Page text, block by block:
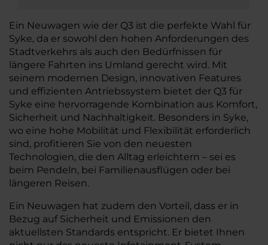
Ein Neuwagen wie der Q3 ist die perfekte Wahl für
Syke, da er sowohl den hohen Anforderungen des
Stadtverkehrs als auch den Bedürfnissen für
längere Fahrten ins Umland gerecht wird. Mit
seinem modernen Design, innovativen Features
und effizienten Antriebssystem bietet der Q3 für
Syke eine hervorragende Kombination aus Komfort,
Sicherheit und Nachhaltigkeit. Besonders in Syke,
wo eine hohe Mobilität und Flexibilität erforderlich
sind, profitieren Sie von den neuesten
Technologien, die den Alltag erleichtern – sei es
beim Pendeln, bei Familienausflügen oder bei
längeren Reisen.
Ein Neuwagen hat zudem den Vorteil, dass er in
Bezug auf Sicherheit und Emissionen den
aktuellsten Standards entspricht. Er bietet Ihnen